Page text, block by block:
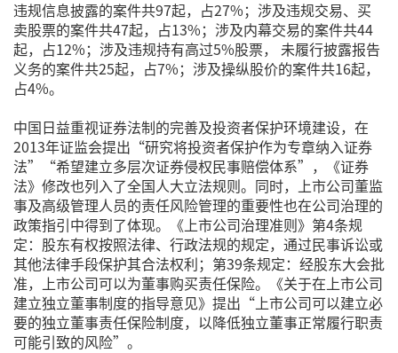
违规信息披露的案件共97起，占27%；涉及违规交易、买
卖股票的案件共47起，占13%；涉及内幕交易的案件共44
起，占12%；涉及违规持有高过5%股票， 未履行披露报告
义务的案件共25起，占7%；涉及操纵股价的案件共16起，
占4%。
中国日益重视证券法制的完善及投资者保护环境建设，在
2013年证监会提出“研究将投资者保护作为专章纳入证券
法”“希望建立多层次证券侵权民事赔偿体系”，《证券
法》修改也列入了全国人大立法规则。同时，上市公司董监
事及高级管理人员的责任风险管理的重要性也在公司治理的
政策指引中得到了体现。《上市公司治理准则》第4条规
定：股东有权按照法律、行政法规的规定，通过民事诉讼或
其他法律手段保护其合法权利；第39条规定：经股东大会批
准，上市公司可以为董事购买责任保险。《关于在上市公司
建立独立董事制度的指导意见》提出“上市公司可以建立必
要的独立董事责任保险制度，以降低独立董事正常履行职责
可能引致的风险”。